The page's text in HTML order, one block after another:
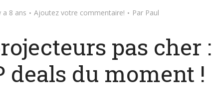
a 8 ans Ajoutez votre commentaire! Par Paul
pas cher :
deals du moment !